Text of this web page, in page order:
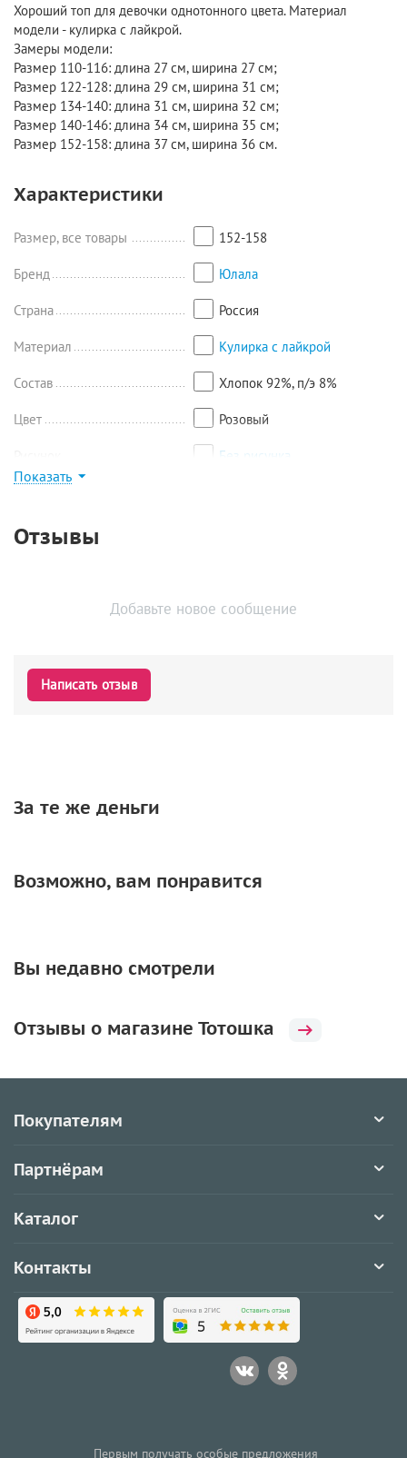
Хороший топ для девочки однотонного цвета. Материал
модели - кулирка с лайкрой.
Замеры модели:
Размер 110-116: длина 27 см, ширина 27 см;
Размер 122-128: длина 29 см, ширина 31 см;
Размер 134-140: длина 31 см, ширина 32 см;
Размер 140-146: длина 34 см, ширина 35 см;
Размер 152-158: длина 37 см, ширина 36 см.
Характеристики
Размер, все товары 152-158
Бренд Юлала
Страна Россия
Материал Кулирка с лайкрой
Состав Хлопок 92%, п/э 8%
Цвет Розовый
Без рисунка
Показать
Отзывы
Добавьте новое сообщение
Написать отзыв
За те же деньги
Возможно, вам понравится
Вы недавно смотрели
Отзывы о магазине Тотошка
Покупателям
Партнёрам
Каталог
Контакты
Первым получать особые предложения